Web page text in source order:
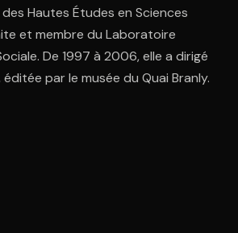
photo, pointe sur le code. C'est gratuit à
des Hautes Études en Sciences
et membre du Laboratoire
De 1997 à 2006, elle a dirigé
par le musée du Quai Branly.